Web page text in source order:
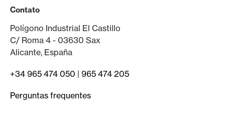
Contato
Polígono Industrial El Castillo
C/ Roma 4 - 03630 Sax
Alicante, España
+34 965 474 050 | 965 474 205
Perguntas frequentes